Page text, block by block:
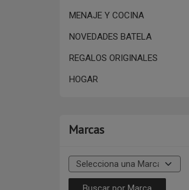
MENAJE Y COCINA
NOVEDADES BATELA
REGALOS ORIGINALES
HOGAR
Marcas